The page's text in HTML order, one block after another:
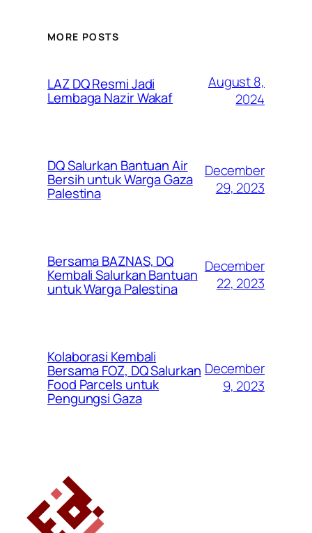
MORE POSTS
LAZ DQ Resmi Jadi
Lembaga Nazir Wakaf
August 8,
2024
DQ Salurkan Bantuan Air
Bersih untuk Warga Gaza
Palestina
December
29, 2023
Bersama BAZNAS, DQ
Kembali Salurkan Bantuan
untuk Warga Palestina
December
22, 2023
Kolaborasi Kembali
Bersama FOZ, DQ Salurkan
Food Parcels untuk
Pengungsi Gaza
December
9, 2023